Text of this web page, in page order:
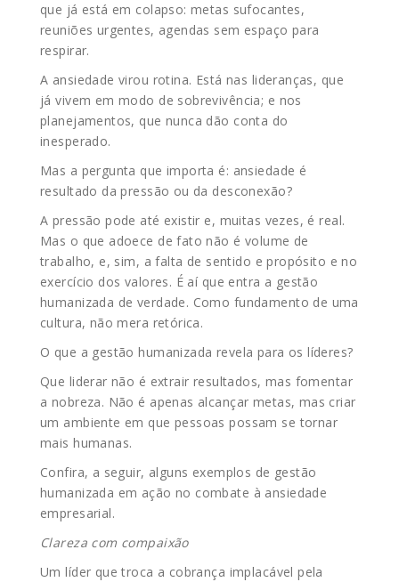
que já está em colapso: metas sufocantes,
reuniões urgentes, agendas sem espaço para
respirar.
A ansiedade virou rotina. Está nas lideranças, que
já vivem em modo de sobrevivência; e nos
planejamentos, que nunca dão conta do
inesperado.
Mas a pergunta que importa é: ansiedade é
resultado da pressão ou da desconexão?
A pressão pode até existir e, muitas vezes, é real.
Mas o que adoece de fato não é volume de
trabalho, e, sim, a falta de sentido e propósito e no
exercício dos valores. É aí que entra a gestão
humanizada de verdade. Como fundamento de uma
cultura, não mera retórica.
O que a gestão humanizada revela para os líderes?
Que liderar não é extrair resultados, mas fomentar
a nobreza. Não é apenas alcançar metas, mas criar
um ambiente em que pessoas possam se tornar
mais humanas.
Confira, a seguir, alguns exemplos de gestão
humanizada em ação no combate à ansiedade
empresarial.
Clareza com compaixão
Um líder que troca a cobrança implacável pela